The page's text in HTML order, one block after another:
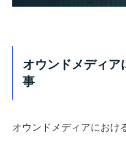
オウンドメディア
事
オウンドメディアにおけ